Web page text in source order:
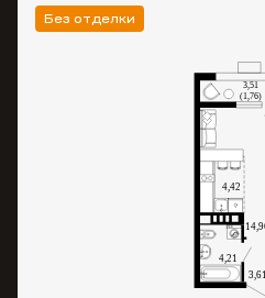
Без отделки